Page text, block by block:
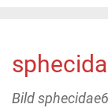
Bild